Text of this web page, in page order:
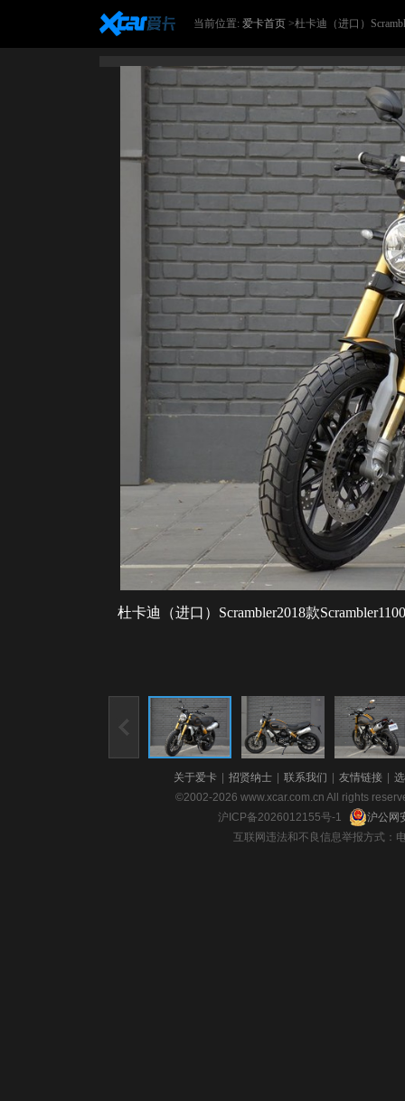
当前位置: 爱卡首页 >杜卡迪（进口）
杜卡迪（进口）Scrambler2018款Scrambler1100
关于爱卡 招贤纳士 联系我们 友情链接
©2002-2026 www.xcar.com.cn All rights
沪ICP备2026012155号-1
沪公网
互联网违法和不良信息举报方式：